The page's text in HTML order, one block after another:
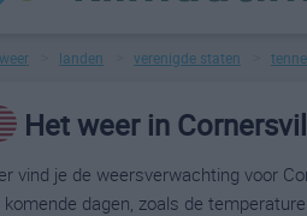
weer landen verenigde staten
Het weer in
vind je de weersverwachting voor
komende dagen, zoals de